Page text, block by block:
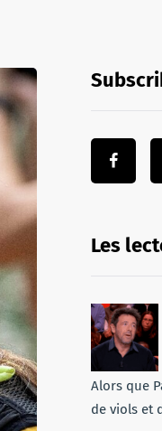
Les
Alors que
de viols et